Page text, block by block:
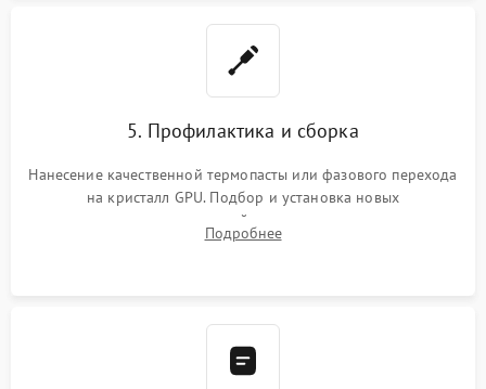
5. Профилактика и сборка
Нанесение качественной термопасты или фазового перехода
на кристалл GPU. Подбор и установка новых
термопрокладок правильной толщины на память и цепи
питания. Монтаж радиатора и бэкплейта, подключение и
Подробнее